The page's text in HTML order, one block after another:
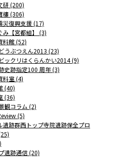
研 (200)
樓 (306)
災復興支援 (17)
み【宮都組】 (3)
料館 (52)
うぶつえん2013 (23)
ックリはくらんかい2014 (9)
史跡指定100 周年 (3)
料室 (4)
(40)
(36)
観コラム (2)
(5)
遺跡群西トップ寺院遺跡保全プロ
遺跡通信 (20)